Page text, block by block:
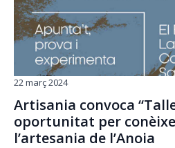
Artisania convoca
oportunitat per
l’artesania de l’Anoia
22 març 2024